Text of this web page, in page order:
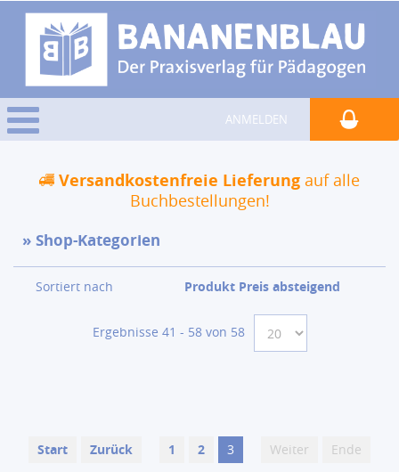
ANMELDEN
Versandkostenfreie Lieferung auf alle
Buchbestellungen!
Shop-Kategorien
Sortiert nach Produkt Preis absteigend
Ergebnisse 41 - 58 von 58
Start Zurück 1 2 3 Weiter
Ende